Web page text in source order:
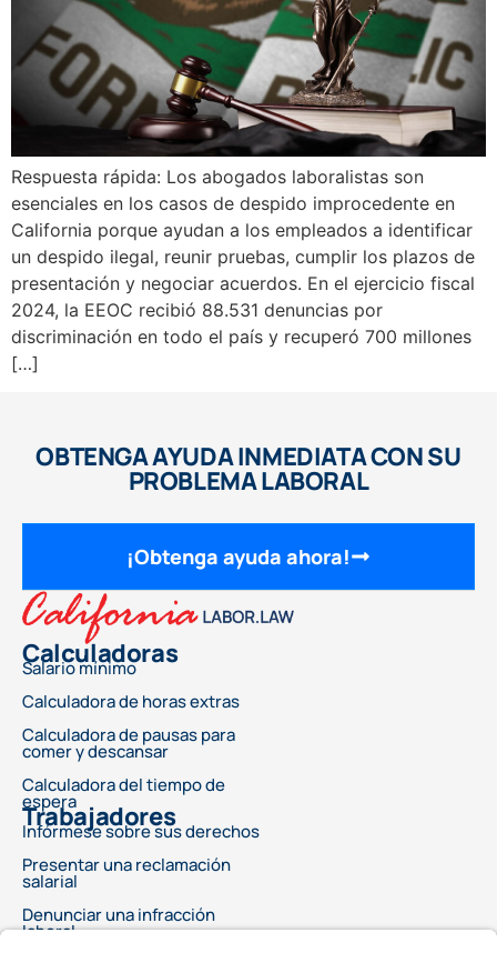
Respuesta rápida: Los abogados laboralistas son
esenciales en los casos de despido improcedente en
California porque ayudan a los empleados a identificar
un despido ilegal, reunir pruebas, cumplir los plazos de
presentación y negociar acuerdos. En el ejercicio fiscal
2024, la EEOC recibió 88.531 denuncias por
discriminación en todo el país y recuperó 700 millones
[…]
OBTENGA AYUDA INMEDIATA CON SU
PROBLEMA LABORAL
¡Obtenga ayuda ahora!
Calculadoras
Salario mínimo
Calculadora de horas extras
Calculadora de pausas para
comer y descansar
Calculadora del tiempo de
espera
Trabajadores
Infórmese sobre sus derechos
Presentar una reclamación
salarial
Denunciar una infracción
laboral